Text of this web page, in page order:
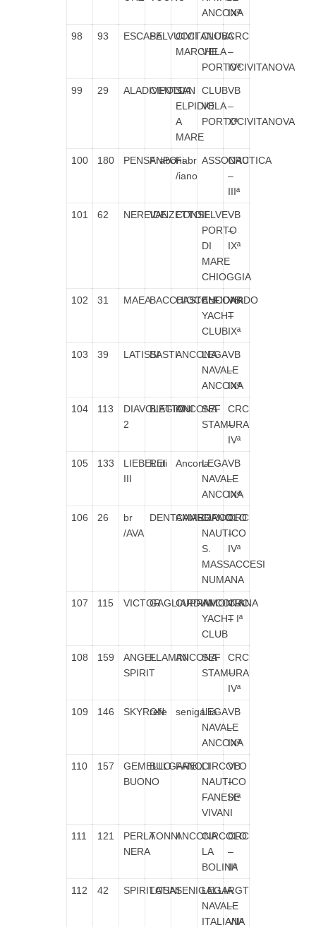
ANCONA
IXª
98 93 ESCAPESALVUCCICIVITANOVA
MARCHE
CLUB
VELA
PORTOCIVITANOVA
CRC
–
IVª
99 29 ALADIVENTO
CIPOLLA
SAN
ELPIDIO
A
MARE
CLUB
VELA
PORTOCIVITANOVA
VB
–
Xª
100 180 PENSANPO’
FraboniFabr
/iano
ASSONAUTICA
CRC
–
IIIª
101 62 NEREIDEVANZETTOCONSELVE
IL
PORTO
DI
MARE
CHIOGGIA
VB
–
IXª
102 31 MAEABACCHIOCCHI
CASTELFIDARDO
ANCONA
YACHT
CLUB
VB
–
IXª
103 39 LATISSIBASTIANCONA
LEGA
NAVALE
ANCONA
VB
–
IXª
104 113
DIAVOLETTO
2
BIAGIONIANCONA
SEF
STAMURA
CRC
–
IVª
105 133
LIEBELEI
III
Ruti AnconaLEGA
NAVALE
ANCONA
VB
–
IXª
106 26
br
/AVA
DENTAMARO
CAMERANO
CIRCOLO
NAUTICO
S.
MASSACCESI
NUMANA
CRC
–
IVª
107 115 VICTORGAGLIARDINI
CUPRAMONTANA
ANCONA
YACHT
CLUB
CRC
– Iª
108 159
ANGEL
SPIRIT
FLAMINIANCONA
SEF
STAMURA
CRC
–
IVª
109 146 SKYRON
refe senigallia
LEGA
NAVALE
ANCONA
VB
–
IXª
110 157
GEMELLO
BUONO
BULGARELLI
FANOCIRCOLO
NAUTICO
FANESE
VIVANI
VB
–
IXª
111 121
PERLA
NERA
TONNIANCONACIRCOLO
LA
BOLINA
CRC
–
IIª
112 42 SPIRITOSA
LATINISENIGALLIA
LEGA
NAVALE
ITALIANA
RGT
–
VIIª